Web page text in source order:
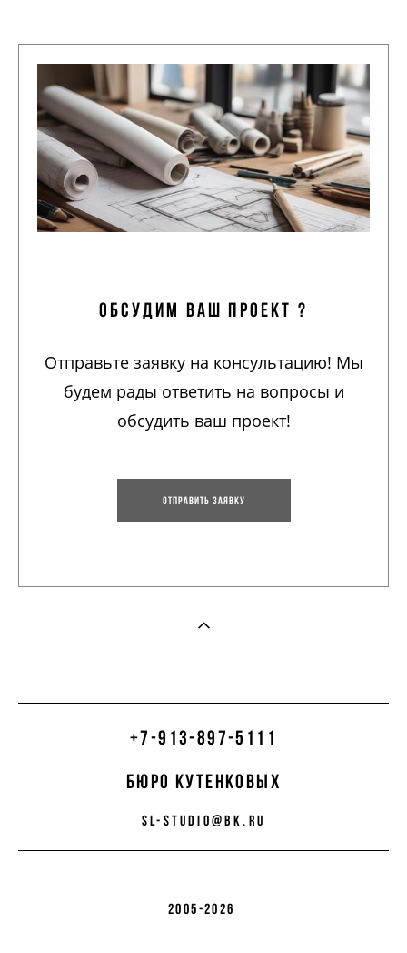
обсудим ваш проект ?
Отправьте заявку на консультацию! Мы
будем рады ответить на вопросы и
обсудить ваш проект!
Отправить заявку
+7-913-897-5111
бюро кутенковых
sl-studio@bk.ru
2005-2026